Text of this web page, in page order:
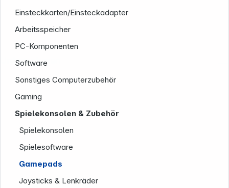
Einsteckkarten/Einsteckadapter
Arbeitsspeicher
PC-Komponenten
Software
Sonstiges Computerzubehör
Gaming
Spielekonsolen & Zubehör
Spielekonsolen
Spielesoftware
Gamepads
Joysticks & Lenkräder
Unternehmen